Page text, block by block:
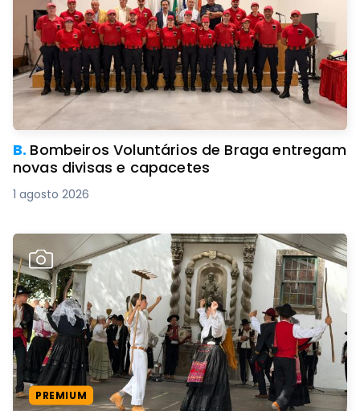
B. Bombeiros Voluntários de Braga entregam
novas divisas e capacetes
1 agosto 2026
PREMIUM